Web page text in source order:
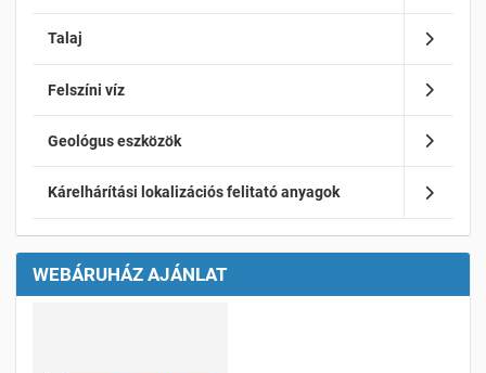
Talaj
Felszíni víz
Geológus eszközök
Kárelhárítási lokalizációs felitató anyagok
WEBÁRUHÁZ AJÁNLAT